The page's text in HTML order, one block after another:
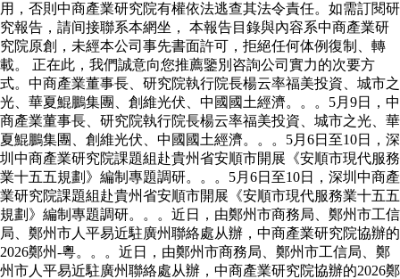
用，否則中商產業研究院有權依法逃查其法令責任。如需訂閱研
究報告，請间接聯系本網坐， 本報告目錄與內容系中商產業研
究院原創，未經本公司事先書面許可，拒絕任何体例復制、轉
載。 正在此，我們誠意向您推薦鑒別咨詢公司實力的次要方
式。中商產業董事長、研究院執行院長楊云率福美投資、城市之
光、華夏鯤鵬集團、創維光伏、中國國土經濟。。。5月9日，中
商產業董事長、研究院執行院長楊云率福美投資、城市之光、華
夏鯤鵬集團、創維光伏、中國國土經濟。。。5月6日至10日，深
圳中商產業研究院課題組赴貴州省安順市開展《安順市現代服務
業十五五規劃》編制專題調研。。。5月6日至10日，深圳中商產
業研究院課題組赴貴州省安順市開展《安順市現代服務業十五五
規劃》編制專題調研。。。近日，由鄭州市商務局、鄭州市工信
局、鄭州市人平易近駐廣州聯絡處从辦，中商產業研究院協辦的
2026鄭州-粵。。。近日，由鄭州市商務局、鄭州市工信局、鄭
州市人平易近駐廣州聯絡處从辦，中商產業研究院協辦的2026鄭